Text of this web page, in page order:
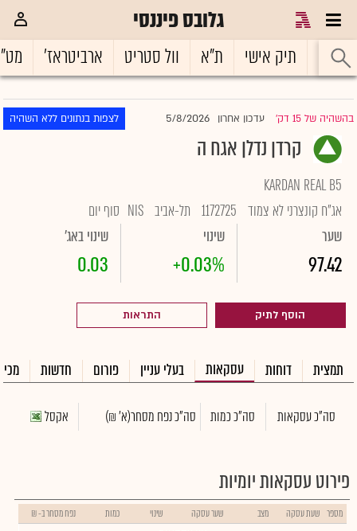
גלובס פיננסי
ראשי תיק אישי ת"א וול סטריט ארביטראז'
בהשהיה של 15 דק' |עדכון אחרון 5/8/2026 לצפות בנתונים ללא השהיה
קרדן נדלן אגח ה
KARDAN REAL B5
אג"ח קונצרני לא צמוד 1172725 תל-אביב NIS סוף יום
שער
97.42
שינוי
+0.03%
שינוי באג'
0.03
הוסף לתיק התראות
תמצית דוחות עסקאות בעלי עניין פורום חדשות
סה"כ עסקאות סה"כ כמות סה"כ נפח מסחר(א' ₪) אקסל
פירוט עסקאות יומיות
מספר שעת עסקה מצב שער עסקה שינוי כמות נפח מסחר ב- ₪